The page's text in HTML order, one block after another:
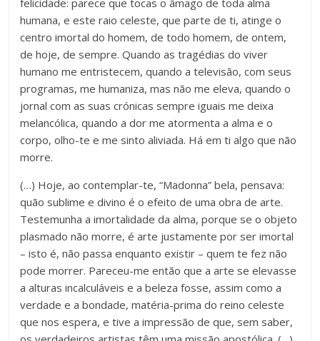
felicidade: parece que tocas o âmago de toda alma
humana, e este raio celeste, que parte de ti, atinge o
centro imortal do homem, de todo homem, de ontem,
de hoje, de sempre. Quando as tragédias do viver
humano me entristecem, quando a televisão, com seus
programas, me humaniza, mas não me eleva, quando o
jornal com as suas crónicas sempre iguais me deixa
melancólica, quando a dor me atormenta a alma e o
corpo, olho-te e me sinto aliviada. Há em ti algo que não
morre.
(…) Hoje, ao contemplar-te, “Madonna” bela, pensava:
quão sublime e divino é o efeito de uma obra de arte.
Testemunha a imortalidade da alma, porque se o objeto
plasmado não morre, é arte justamente por ser imortal
– isto é, não passa enquanto existir – quem te fez não
pode morrer. Pareceu-me então que a arte se elevasse
a alturas incalculáveis e a beleza fosse, assim como a
verdade e a bondade, matéria-prima do reino celeste
que nos espera, e tive a impressão de que, sem saber,